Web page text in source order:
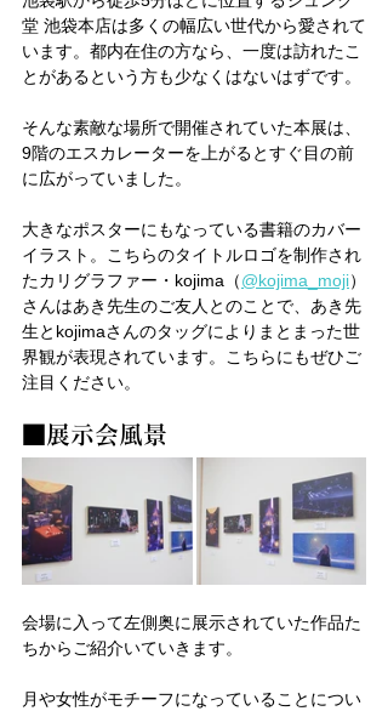
堂 池袋本店は多くの幅広い世代から愛されて
います。都内在住の方なら、一度は訪れたこ
とがあるという方も少なくはないはずです。
そんな素敵な場所で開催されていた本展は、
9階のエスカレーターを上がるとすぐ目の前
に広がっていました。
大きなポスターにもなっている書籍のカバー
イラスト。こちらのタイトルロゴを制作され
たカリグラファー・kojima（@kojima_moji）
さんはあき先生のご友人とのことで、あき先
生とkojimaさんのタッグによりまとまった世
界観が表現されています。こちらにもぜひご
注目ください。
■展示会風景
会場に入って左側奥に展示されていた作品た
ちからご紹介いていきます。
月や女性がモチーフになっていることについ